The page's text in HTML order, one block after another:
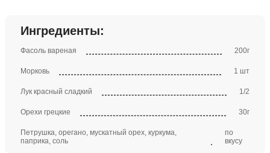
Ингредиенты:
Фасоль вареная 200г
Морковь 1 шт
Лук красный сладкий 1/2
Орехи грецкие 30г
Петрушка, орегано, мускатный орех, куркума,
паприка, соль
по
вкусу